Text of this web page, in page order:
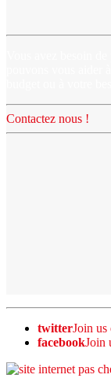
Contactez nous !
twitterJoin
facebookJoin